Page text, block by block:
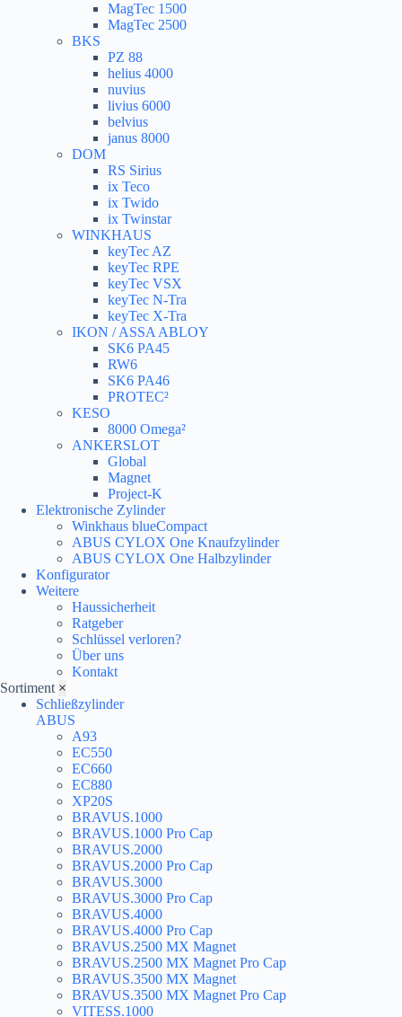
MagTec 1500
MagTec 2500
BKS
PZ 88
helius 4000
nuvius
livius 6000
belvius
janus 8000
DOM
RS Sirius
ix Teco
ix Twido
ix Twinstar
WINKHAUS
keyTec AZ
keyTec RPE
keyTec VSX
keyTec N-Tra
keyTec X-Tra
IKON / ASSA ABLOY
SK6 PA45
RW6
SK6 PA46
PROTEC²
KESO
8000 Omega²
ANKERSLOT
Global
Magnet
Project-K
Elektronische Zylinder
Winkhaus blueCompact
ABUS CYLOX One Knaufzylinder
ABUS CYLOX One Halbzylinder
Konfigurator
Weitere
Haussicherheit
Ratgeber
Schlüssel verloren?
Über uns
Kontakt
Sortiment ×
Schließzylinder
ABUS
A93
EC550
EC660
EC880
XP20S
BRAVUS.1000
BRAVUS.1000 Pro Cap
BRAVUS.2000
BRAVUS.2000 Pro Cap
BRAVUS.3000
BRAVUS.3000 Pro Cap
BRAVUS.4000
BRAVUS.4000 Pro Cap
BRAVUS.2500 MX Magnet
BRAVUS.2500 MX Magnet Pro Cap
BRAVUS.3500 MX Magnet
BRAVUS.3500 MX Magnet Pro Cap
VITESS.1000